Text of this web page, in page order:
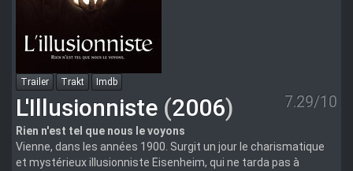
Trailer Trakt Imdb
L'Illusionniste (2006) 7.29/10
Rien n'est tel que nous le voyons
Vienne, dans les années 1900. Surgit un jour le charismatique
et mystérieux illusionniste Eisenheim, qui ne tarda pas à